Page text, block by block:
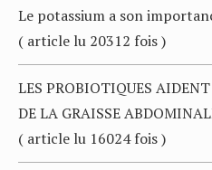
Le potassium a son
( article lu 20312 fois )
LES PROBIOTIQUES
DE LA GRAISSE
( article lu 16024 fois )